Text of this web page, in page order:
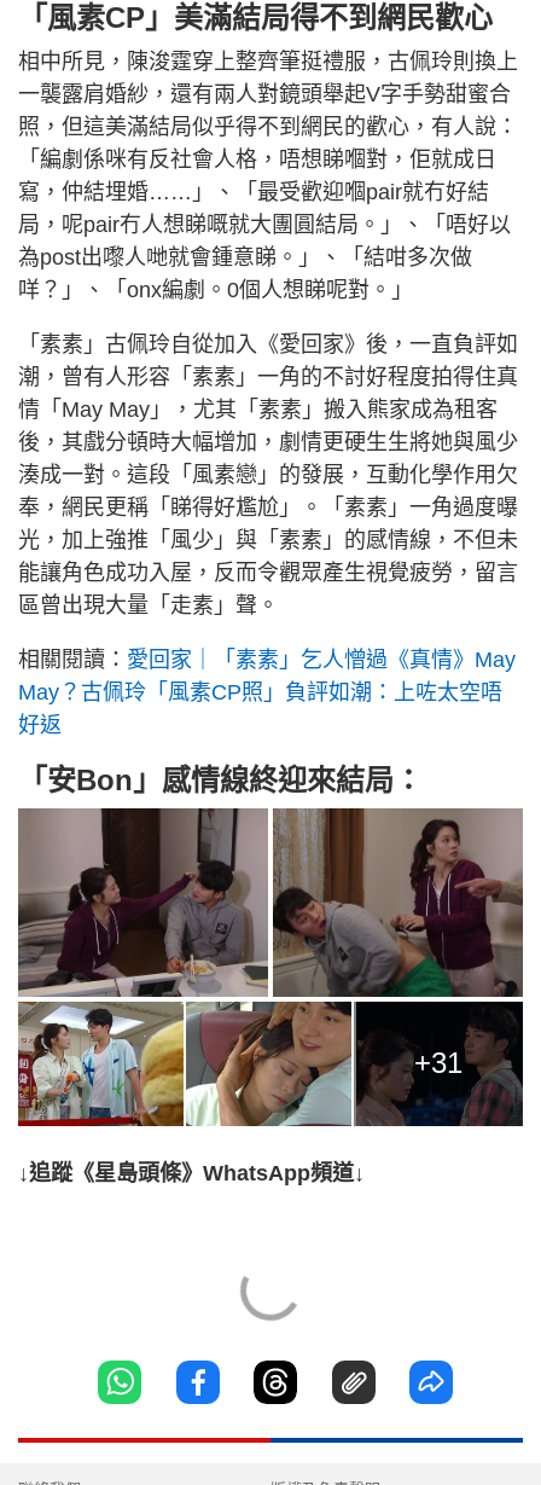
「風素CP」美滿結局得不到網民歡心
相中所見，陳浚霆穿上整齊筆挺禮服，古佩玲則換上
一襲露肩婚紗，還有兩人對鏡頭舉起V字手勢甜蜜合
照，但這美滿結局似乎得不到網民的歡心，有人說：
「編劇係咪有反社會人格，唔想睇嗰對，佢就成日
寫，仲結埋婚……」、「最受歡迎嗰pair就冇好結
局，呢pair冇人想睇嘅就大團圓結局。」、「唔好以
為post出嚟人哋就會鍾意睇。」、「結咁多次做
咩？」、「onx編劇。0個人想睇呢對。」
「素素」古佩玲自從加入《愛回家》後，一直負評如
潮，曾有人形容「素素」一角的不討好程度拍得住真
情「May May」，尤其「素素」搬入熊家成為租客
後，其戲分頓時大幅增加，劇情更硬生生將她與風少
湊成一對。這段「風素戀」的發展，互動化學作用欠
奉，網民更稱「睇得好尷尬」。「素素」一角過度曝
光，加上強推「風少」與「素素」的感情線，不但未
能讓角色成功入屋，反而令觀眾產生視覺疲勞，留言
區曾出現大量「走素」聲。
相關閱讀： 愛回家｜「素素」乞人憎過《真情》May
May？古佩玲「風素CP照」負評如潮：上咗太空唔
好返
「安Bon」感情線終迎來結局：
+31
↓追蹤《星島頭條》WhatsApp頻道↓